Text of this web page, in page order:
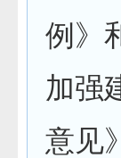
例》
加强
意见